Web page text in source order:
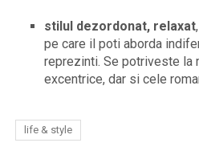
stilul dezordonat, relaxat
pe care il poti aborda
reprezinti. Se potriveste la
excentrice, dar si cele
life & style